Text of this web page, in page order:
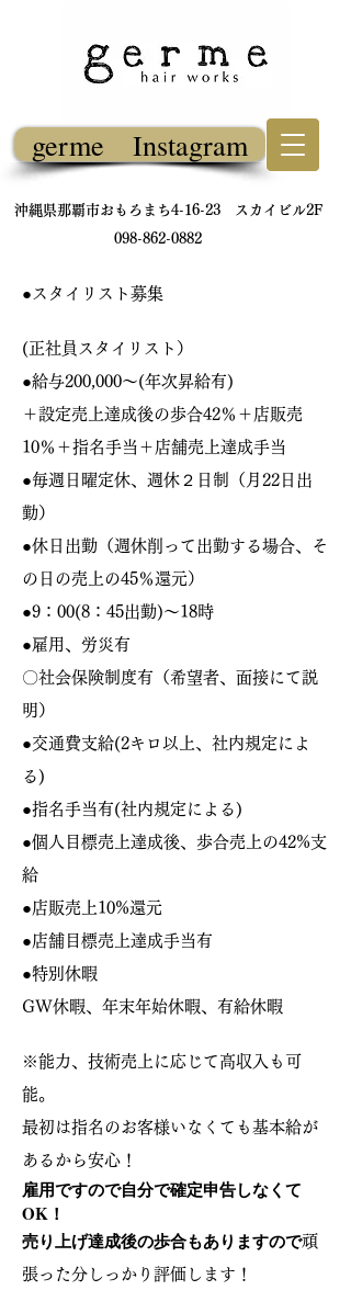
germe Instagram
​沖縄県那覇市おもろまち4-16-23 スカイビル2F
098-862-0882
●スタイリスト募集
(正社員スタイリスト）
●給与200,000〜(年次昇給有)
＋設定売上達成後の歩合42％＋店販売
10％＋指名手当＋店舗売上達成手当
●毎週日曜定休、週休２日制（月22日出
勤）
●休日出勤（週休削って出勤する場合、そ
の日の売上の45％還元）
●9：00(8：45出勤)〜18時
●雇用、労災有
〇社会保険制度有（希望者、面接にて説
明）
●交通費支給(2キロ以上、社内規定によ
る)
●指名手当有(社内規定による)
●個人目標売上達成後、歩合売上の42%支
給
●店販売上10%還元
●店舗目標売上達成手当有
●特別休暇
GW休暇、年末年始休暇、有給休暇
※能力、技術売上に応じて高収入も可
能。
最初は指名のお客様いなくても基本給が
あるから安心！
雇用ですので自分で確定申告しなくて
OK！
売り上げ達成後の歩合もありますので頑
張った分しっかり評価します！